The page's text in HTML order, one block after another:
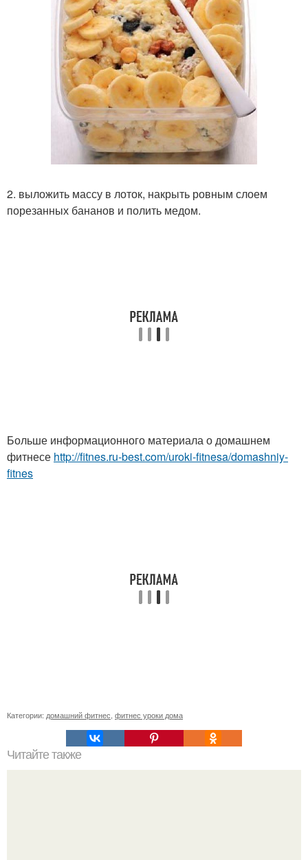
2. выложить массу в лоток, накрыть ровным слоем
порезанных бананов и полить медом.
Больше информационного материала о домашнем
фитнесе http://fitnes.ru-best.com/uroki-fitnesa/domashniy-
fitnes
Категории: домашний фитнес фитнес уроки дома
Читайте также